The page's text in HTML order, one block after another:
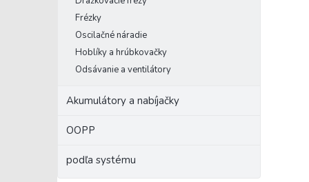
Frézky
Oscilačné náradie
Hoblíky a hrúbkovačky
Odsávanie a ventilátory
Akumulátory a nabíjačky
OOPP
podľa systému